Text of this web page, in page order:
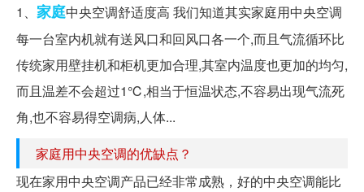
1、 家庭中央空调舒适度高 我们知道其实家庭用中央空调
每一台室内机就有送风口和回风口各一个,而且气流循环比
传统家用壁挂机和柜机更加合理,其室内温度也更加的均匀,
而且温差不会超过1℃,相当于恒温状态,不容易出现气流死
角,也不容易得空调病,人体...
家庭用中央空调的优缺点？
现在家用中央空调产品已经非常成熟，好的中央空调能比